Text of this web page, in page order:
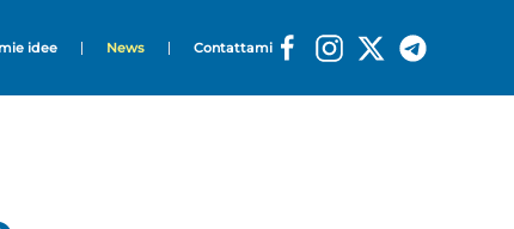
idee News Contattami